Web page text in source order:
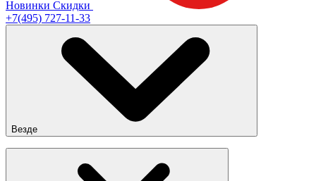
Новинки Скидки
+7(495) 727-11-33
Везде